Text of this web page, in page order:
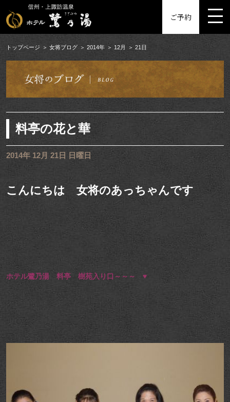
ご予約
トップページ 女将ブログ 2014年 12月 21日
料亭の花と華
2014年 12月 21日 日曜日
こんにちは 女将のあっちゃんです
ホテル鷺乃湯 料亭 樹苑入り口～～～ ♥